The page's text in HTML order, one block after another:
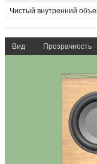
Чистый внутренний
Вид Прозрачность